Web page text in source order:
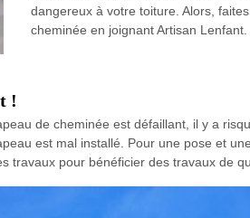
dangereux à votre toiture. Alors,
cheminée en joignant Artisan Lenfant.
!
de cheminée est défaillant, il y a
est mal installé. Pour une pose et
travaux pour bénéficier des travaux de